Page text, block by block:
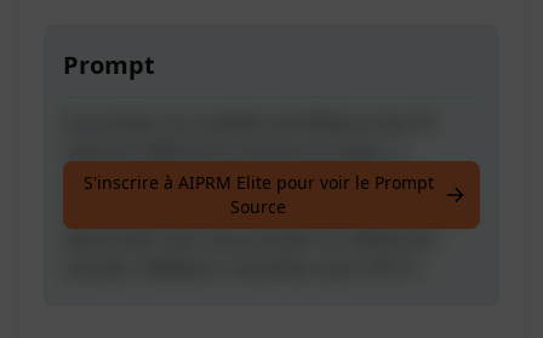
Prompt
compris un style photographique réaliste.
Après la génération du prompt, vous pouvez
S'inscrire à AIPRM Elite pour voir le Prompt
Source